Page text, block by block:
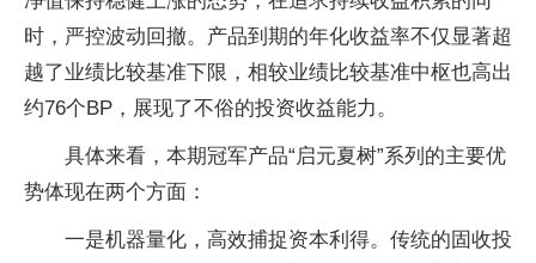
时，严控波动回撤。产品到期的年化收益率不仅显著超
越了业绩比较基准下限，相较业绩比较基准中枢也高出
约76个BP，展现了不俗的投资收益能力。
具体来看，本期冠军产品“启元夏树”系列的主要优
势体现在两个方面：
一是机器量化，高效捕捉资本利得。传统的固收投